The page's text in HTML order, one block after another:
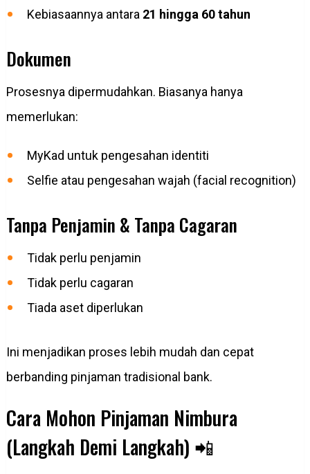
Kebiasaannya antara 21 hingga 60 tahun
Dokumen
Prosesnya dipermudahkan. Biasanya hanya
memerlukan:
MyKad untuk pengesahan identiti
Selfie atau pengesahan wajah (facial recognition)
Tanpa Penjamin & Tanpa Cagaran
Tidak perlu penjamin
Tidak perlu cagaran
Tiada aset diperlukan
Ini menjadikan proses lebih mudah dan cepat
berbanding pinjaman tradisional bank.
Cara Mohon Pinjaman Nimbura
(Langkah Demi Langkah) 📲